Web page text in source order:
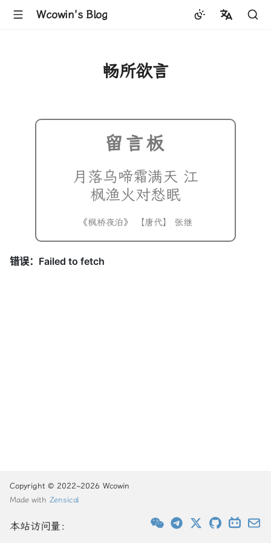
Wcowin's Blog
畅所欲言
留言板
月落乌啼霜满天 江
枫渔火对愁眠
《枫桥夜泊》 【唐代】 张继
Copyright © 2022~2026 Wcowin
Made with Zensical
本站访问量：